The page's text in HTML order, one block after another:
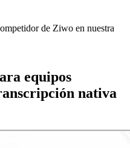
de Ziwo en nuestra
equipos
nativa